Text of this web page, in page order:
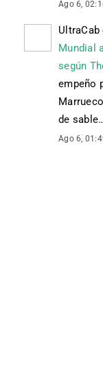
Ago 6,
UltraCab
Mundial
según
empeño
de
Ago 6,